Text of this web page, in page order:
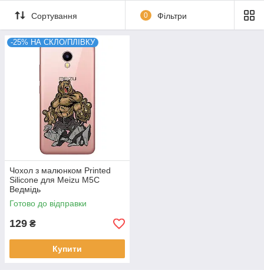
Сортування 0 Фільтри
-25% НА СКЛО/ПЛІВКУ
Чохол з малюнком Printed
Silicone для Meizu M5C
Ведмідь
Готово до відправки
129 ₴
Купити